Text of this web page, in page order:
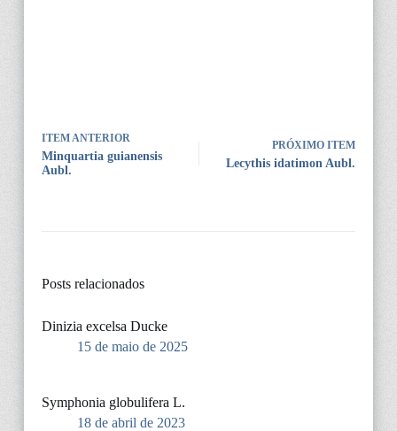
ITEM ANTERIOR
Minquartia guianensis
Aubl.
PRÓXIMO ITEM
Lecythis idatimon Aubl.
Posts relacionados
Dinizia excelsa Ducke
15 de maio de 2025
Symphonia globulifera L.
18 de abril de 2023